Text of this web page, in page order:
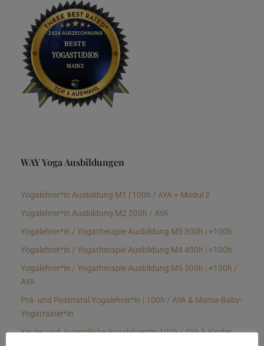
WAY Yoga Ausbildungen
Yogalehrer*in Ausbildung M1 | 100h / AYA + Modul 2
Yogalehrer*in Ausbildung M2 200h / AYA
Yogalehrer*in / Yogatherapie Ausbildung M3 300h | +100h
Yogalehrer*in / Yogatherapie Ausbildung M4 400h | +100h
Yogalehrer*in / Yogatherapie Ausbildung M5 500h | +100h /
AYA
Prä- und Postnatal Yogalehrer*in | 100h / AYA & Mama-Baby-
Yogatrainer*in
Kinder und Jugendliche Yogalehrer*in 100h / AYA & Kinder